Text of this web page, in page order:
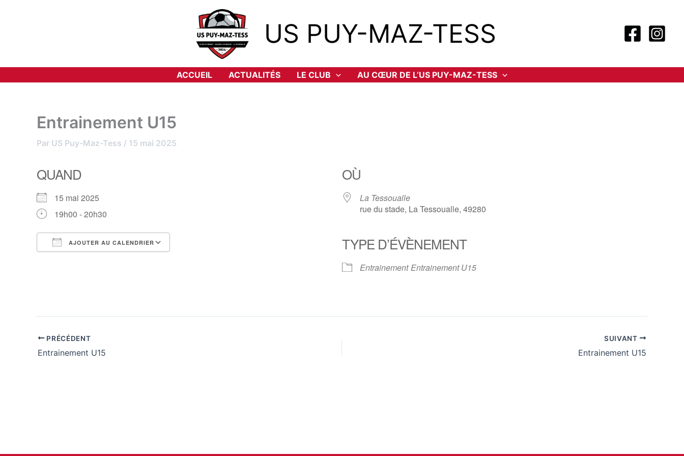
US PUY-MAZ-TESS
ACCUEIL ACTUALITÉS LE CLUB AU CŒUR DE L’US PUY-MAZ-TESS
Entrainement U15
Par US Puy-Maz-Tess / 15 mai 2025
QUAND
15 mai 2025
19h00 - 20h30
AJOUTER AU CALENDRIER
OÙ
La Tessoualle
rue du stade, La Tessoualle, 49280
TYPE D’ÉVÈNEMENT
Entrainement Entrainement U15
PRÉCÉDENT
Entrainement U15
SUIVANT
Entrainement U15